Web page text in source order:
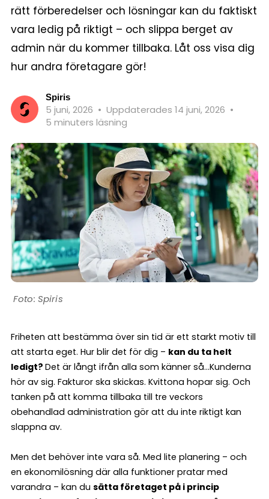
rätt förberedelser och lösningar kan du faktiskt
vara ledig på riktigt – och slippa berget av
admin när du kommer tillbaka. Låt oss visa dig
hur andra företagare gör!
Spiris
5 juni, 2026 • Uppdaterades 14 juni, 2026 •
5 minuters läsning
Spiris
Friheten att bestämma över sin tid är ett starkt motiv till
att starta eget. Hur blir det för dig – kan du ta helt
ledigt? Det är långt ifrån alla som känner så…Kunderna
hör av sig. Fakturor ska skickas. Kvittona hopar sig. Och
tanken på att komma tillbaka till tre veckors
obehandlad administration gör att du inte riktigt kan
slappna av.
Men det behöver inte vara så. Med lite planering – och
en ekonomilösning där alla funktioner pratar med
varandra – kan du sätta företaget på i princip